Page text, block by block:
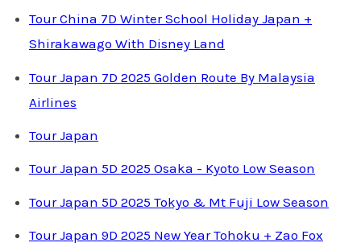
Tour China 7D Winter School Holiday Japan +
Shirakawago With Disney Land
Tour Japan 7D 2025 Golden Route By Malaysia
Airlines
Tour Japan
Tour Japan 5D 2025 Osaka - Kyoto Low Season
Tour Japan 5D 2025 Tokyo & Mt Fuji Low Season
Tour Japan 9D 2025 New Year Tohoku + Zao Fox